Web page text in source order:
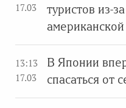
17.03
туристов из-
13:13
17.03
В Японии
спасаться от